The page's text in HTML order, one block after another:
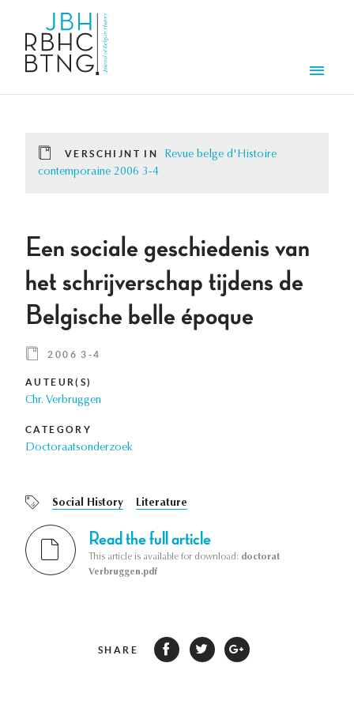
VERSCHIJNT IN
Revue belge d'Histoire
contemporaine 2006 3-4
Een sociale geschiedenis van
het schrijverschap tijdens de
Belgische belle époque
2006 3-4
AUTEUR(S)
Chr. Verbruggen
CATEGORY
Doctoraatsonderzoek
Social History Literature
Read the full article
This article is available for download: doctorat
Verbruggen.pdf
SHARE